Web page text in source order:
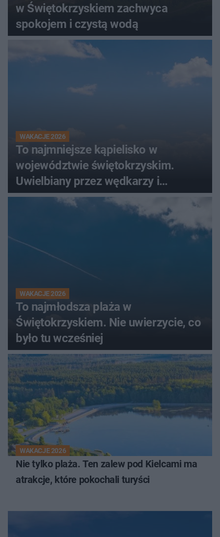
w Świętokrzyskiem zachwyca
spokojem i czystą wodą
WAKACJE 2026
To najmniejsze kąpielisko w
województwie świętokrzyskim.
Uwielbiany przez wędkarzy i
turystów
WAKACJE 2026
To najmłodsza plaża w
Świętokrzyskiem. Nie uwierzycie, co
było tu wcześniej
WAKACJE 2026
Nie tylko plaża. Ten zalew pod Kielcami ma
atrakcje, które pokochali turyści